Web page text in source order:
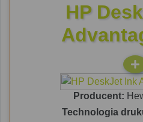
HP
Producent:
Technologia